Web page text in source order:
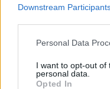
Downstream
Personal Data
I want to opt-out of
personal data.
Opted In